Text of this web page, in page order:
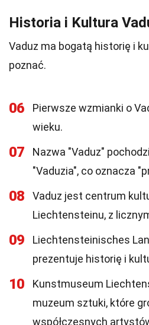
Historia i Kultura
Vaduz ma bogatą historię i
poznać.
06
Pierwsze wzmianki o
wieku.
07
Nazwa "Vaduz"
"Vaduzia", co oznacza
08
Vaduz jest centrum
Liechtensteinu, z
09
Liechtensteinisches
prezentuje historię i
10
Kunstmuseum
muzeum sztuki, które
współczesnych